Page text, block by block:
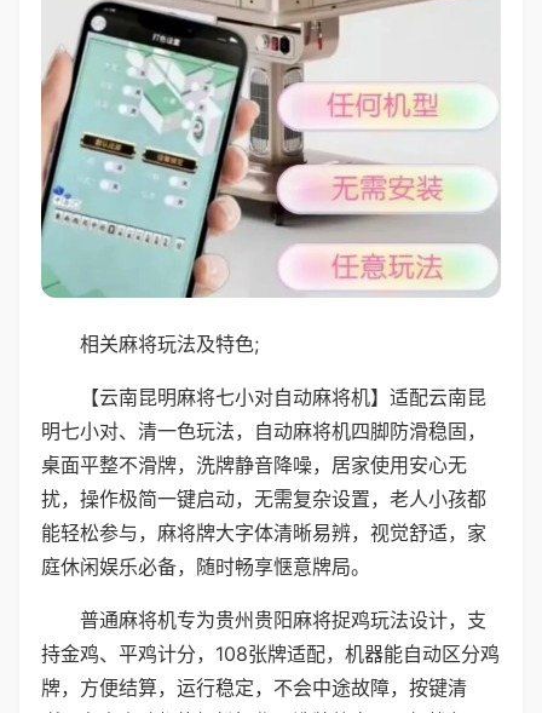
相关麻将玩法及特色;
【云南昆明麻将七小对自动麻将机】适配云南昆
明七小对、清一色玩法，自动麻将机四脚防滑稳固，
桌面平整不滑牌，洗牌静音降噪，居家使用安心无
扰，操作极简一键启动，无需复杂设置，老人小孩都
能轻松参与，麻将牌大字体清晰易辨，视觉舒适，家
庭休闲娱乐必备，随时畅享惬意牌局。
普通麻将机专为贵州贵阳麻将捉鸡玩法设计，支
持金鸡、平鸡计分，108张牌适配，机器能自动区分鸡
牌，方便结算，运行稳定，不会中途故障，按键清